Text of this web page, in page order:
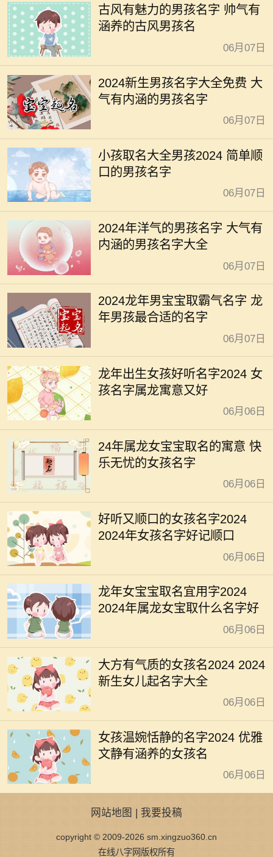
古风有魅力的男孩名字 帅气有
涵养的古风男孩名
06月07日
2024新生男孩名字大全免费 大
气有内涵的男孩名字
06月07日
小孩取名大全男孩2024 简单顺
口的男孩名字
06月07日
2024年洋气的男孩名字 大气有
内涵的男孩名字大全
06月07日
2024龙年男宝宝取霸气名字 龙
年男孩最合适的名字
06月07日
龙年出生女孩好听名字2024 女
孩名字属龙寓意又好
06月06日
24年属龙女宝宝取名的寓意 快
乐无忧的女孩名字
06月06日
好听又顺口的女孩名字2024
2024年女孩名字好记顺口
06月06日
龙年女宝宝取名宜用字2024
2024年属龙女宝取什么名字好
06月06日
大方有气质的女孩名2024 2024
新生女儿起名字大全
06月06日
女孩温婉恬静的名字2024 优雅
文静有涵养的女孩名
06月06日
网站地图 | 我要投稿
copyright © 2009-2026 sm.xingzuo360.cn
在线八字网版权所有